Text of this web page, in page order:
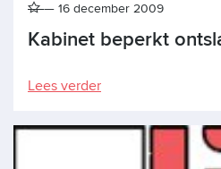
Kabinet beperkt
16 december 2009
Lees verder